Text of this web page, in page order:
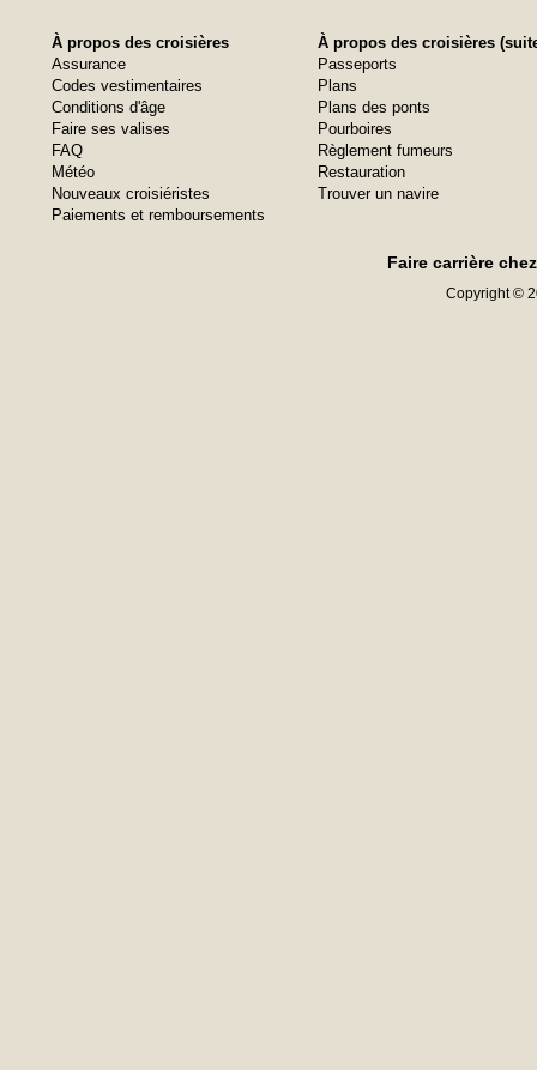
À propos des croisières
Assurance
Codes vestimentaires
Conditions d'âge
Faire ses valises
FAQ
Météo
Nouveaux croisiéristes
Paiements et remboursements
À propos des croisières
Passeports
Plans
Plans des ponts
Pourboires
Règlement fumeurs
Restauration
Trouver un navire
Faire carrière
Copyright ©